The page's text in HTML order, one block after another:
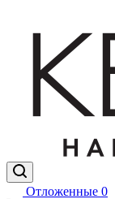
Отложенные 0